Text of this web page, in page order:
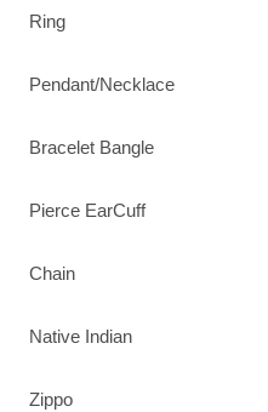
Ring
Pendant/Necklace
Bracelet Bangle
Pierce EarCuff
Chain
Native Indian
Zippo